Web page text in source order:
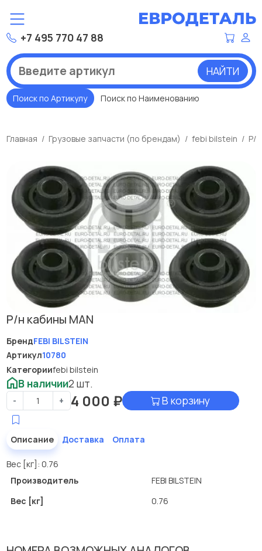
+7 495 770 47 88
НАЙТИ
Поиск по Артикулу Поиск по Наименованию
Главная Грузовые запчасти (по брендам) febi bilstein Р/
Р/н кабины MAN
БрендFEBI BILSTEIN
Артикул10780
Категорииfebi bilstein
В наличии2 шт.
- + 4 000 ₽ В корзину
Описание Доставка Оплата
Вес [кг]: 0.76
Производитель
FEBI BILSTEIN
Вес [кг]
0.76